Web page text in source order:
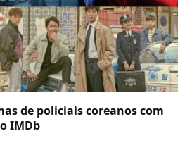
de policiais coreanos com
IMDb